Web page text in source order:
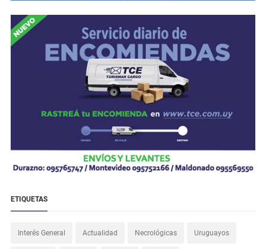
ETIQUETAS
Interés General Actualidad Necrológicas Uruguayos